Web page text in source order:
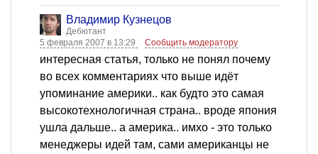
Владимир Кузнецов
Дебютант
5 февраля 2007 в 13:29
Сообщить модератору
интересная статья, только не понял почему
во всех комментариях что выше идёт
упоминание америки.. как будто это самая
высокотехнологичная страна.. вроде япония
ушла дальше.. а америка.. имхо - это только
менеджеры идей там, сами американцы не